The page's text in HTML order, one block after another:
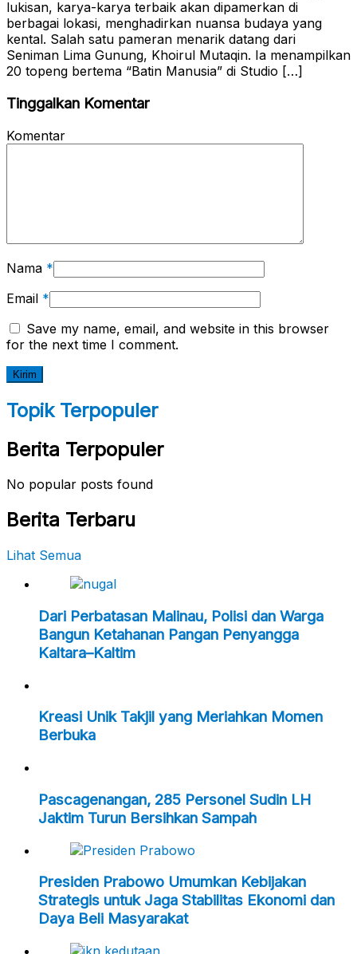
lukisan, karya-karya terbaik akan dipamerkan di
berbagai lokasi, menghadirkan nuansa budaya yang
kental. Salah satu pameran menarik datang dari
Seniman Lima Gunung, Khoirul Mutaqin. Ia menampilkan
20 topeng bertema “Batin Manusia” di Studio […]
Tinggalkan Komentar
Komentar
Nama *
Email *
Save my name, email, and website in this browser
for the next time I comment.
Topik Terpopuler
Berita Terpopuler
No popular posts found
Berita Terbaru
Lihat Semua
Dari Perbatasan Malinau, Polisi dan Warga
Bangun Ketahanan Pangan Penyangga
Kaltara–Kaltim
Kreasi Unik Takjil yang Meriahkan Momen
Berbuka
Pascagenangan, 285 Personel Sudin LH
Jaktim Turun Bersihkan Sampah
Presiden Prabowo Umumkan Kebijakan
Strategis untuk Jaga Stabilitas Ekonomi dan
Daya Beli Masyarakat